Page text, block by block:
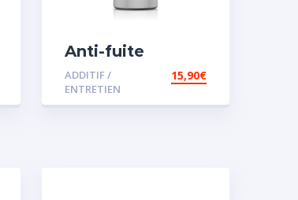
Anti-fuite
concentré pour
direction
assistée
ADDITIF /
ENTRETIEN
15,90€